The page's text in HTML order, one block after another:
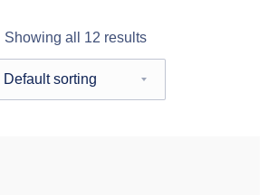
Showing all 12 results
Shop order